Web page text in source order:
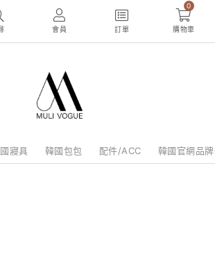
會員 訂單
0
購物車
寢具 韓國包包 配件/ACC 韓國官網品